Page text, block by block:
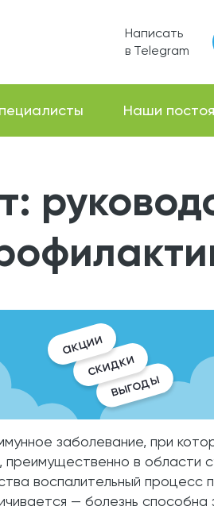
Написать
в Telegram
Наши
акции
скидки
выгоды
заболевание, при
в области
воспалительный процесс
— болезнь способна